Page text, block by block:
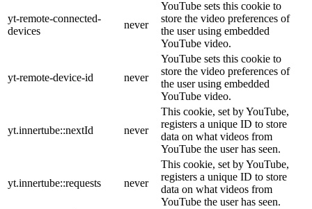
yt-remote-connected-
devices
never
YouTube sets this cookie to
store the video preferences of
the user using embedded
YouTube video.
yt-remote-device-id never
YouTube sets this cookie to
store the video preferences of
the user using embedded
YouTube video.
yt.innertube::nextId never
This cookie, set by YouTube,
registers a unique ID to store
data on what videos from
YouTube the user has seen.
yt.innertube::requests never
This cookie, set by YouTube,
registers a unique ID to store
data on what videos from
YouTube the user has seen.